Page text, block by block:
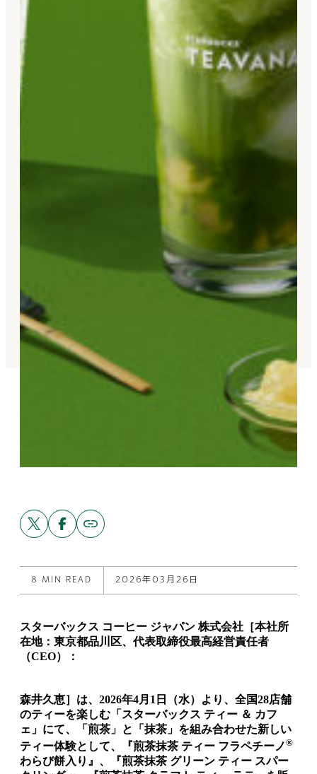
Share
this
post
X
Share
this
post
Facebook
Copy
link
to
8 MIN READ 2026年03月26日
スターバックス コーヒー ジャパン 株式会社［本社所
在地：東京都品川区、代表取締役最高経営責任者
（CEO）：
森井久恵］は、2026年4月1日（水）より、全国28店舗
のティーを楽しむ「スターバックス ティー ＆ カフ
ェ」にて、「煎茶」と「抹茶」を組み合わせた新しい
ティー体験として、『煎茶抹茶 ティー フラペチーノ®
わらび餅入り』、『煎茶抹茶 グリーン ティー スパー